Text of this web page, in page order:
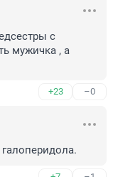
с
мужичка , а
+23 –0